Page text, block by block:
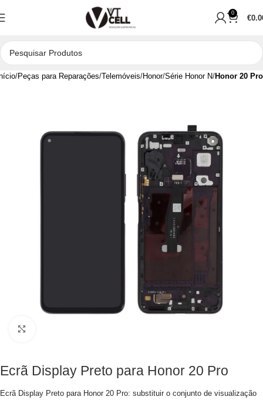
0
€
Peças para Reparações Telemóveis Honor Série Honor N Honor 20 Pro
Ecrã Display Preto para Honor 20 Pro
Ecrã Display Preto para Honor 20 Pro: substituir o conjunto de visualização